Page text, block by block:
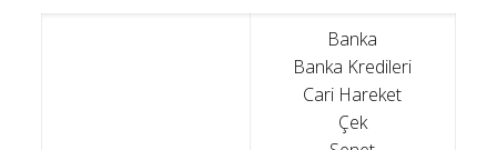
Banka
Banka Kredileri
Cari Hareket
Çek